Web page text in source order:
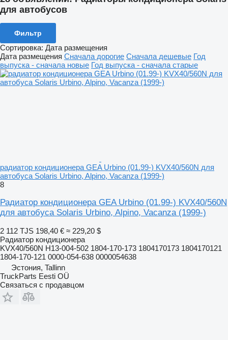
для автобусов
Фильтр
Сортировка: Дата размещения
Дата размещения Сначала дорогие Сначала дешевые Год
выпуска - сначала новые Год выпуска - сначала старые
радиатор кондиционера GEA Urbino (01.99-) KVX40/560N для
автобуса Solaris Urbino, Alpino, Vacanza (1999-)
8
Радиатор кондиционера GEA Urbino (01.99-) KVX40/560N
для автобуса Solaris Urbino, Alpino, Vacanza (1999-)
2 112 TJS 198,40 € ≈ 229,20 $
Радиатор кондиционера
KVX40/560N H13-004-502 1804-170-173 1804170173 1804170121
1804-170-121 0000-054-638 0000054638
Эстония, Tallinn
TruckParts Eesti OÜ
Связаться с продавцом